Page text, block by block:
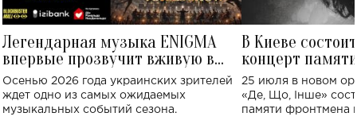
Легендарная музыка ENIGMA
впервые прозвучит вживую в
Украине: где состоится концерт
Осенью 2026 года украинских зрителей
ждет одно из самых ожидаемых
музыкальных событий сезона.
В Киеве
концерт
Клименко:
исполнят песни
25 июля в новом
«Де, Що, Інше»
памяти фронтмена